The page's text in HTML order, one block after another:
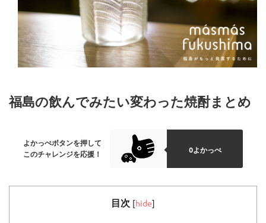
福島の飲んでみたい変わった焼酎まとめ
よかっぺボタンを押して
このチャレンジを応援！
0よかっぺ
目次 [hide]